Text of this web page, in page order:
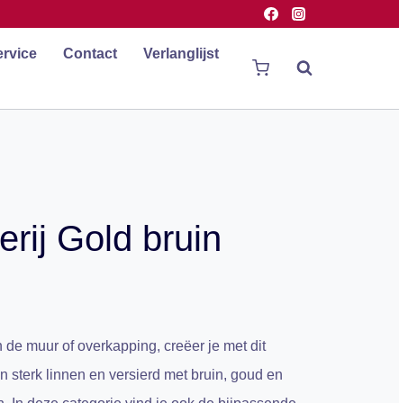
Contact
Verlanglijst
Gold bruin
muur of overkapping, creëer je met dit
sterk linnen en versierd met bruin, goud en